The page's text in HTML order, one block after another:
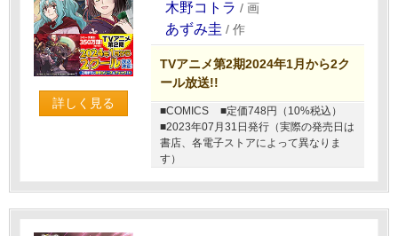
詳しく見る
木野コトラ / 画
あずみ圭 / 作
TVアニメ第2期2024年1月から2ク
ール放送!!
■COMICS
■定価748円（10%税込）
■2023年07月31日発行（実際の発売日は
書店、各電子ストアによって異なりま
す）